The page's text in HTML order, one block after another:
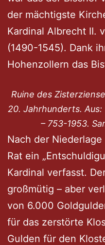
der mächtigste
Kardinal Albrecht II.
(1490-1545). Dank
Hohenzollern das
Ruine des
20. Jahrhunderts.
– 753-1953.
Nach der
Rat ein
Kardinal verfasst.
großmütig – aber
von 6.000
für das zerstörte
Gulden für den